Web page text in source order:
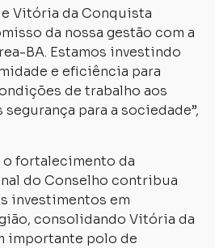
Vitória da Conquista
da nossa gestão com a
BA. Estamos investindo
e eficiência para
de trabalho aos
para a sociedade”,
o fortalecimento da
do Conselho contribua
investimentos em
consolidando Vitória da
importante polo de